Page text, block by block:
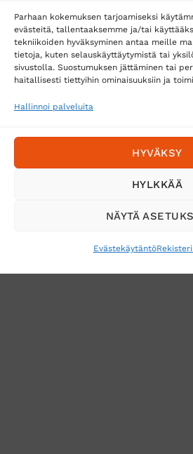
Parhaan kokemuksen tarjoamiseksi
evästeitä, tallentaaksemme ja/tai
tekniikoiden hyväksyminen antaa meille
tietoja, kuten selauskäyttäytymistä tai
sivustolla. Suostumuksen jättäminen tai
haitallisesti tiettyihin ominaisuuksiin ja
Hallinnoi palveluita
HYVÄKSY
HYLKKÄÄ
NÄYTÄ
Evästekäytäntö
Toimitustavat
Posti
Matkahuolto
Tilaa uutiskirje ja saat